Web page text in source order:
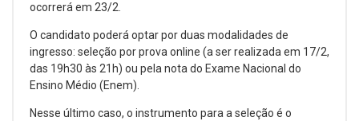
ocorrerá em 23/2.
O candidato poderá optar por duas modalidades de
ingresso: seleção por prova online (a ser realizada em 17/2,
das 19h30 às 21h) ou pela nota do Exame Nacional do
Ensino Médio (Enem).
Nesse último caso, o instrumento para a seleção é o